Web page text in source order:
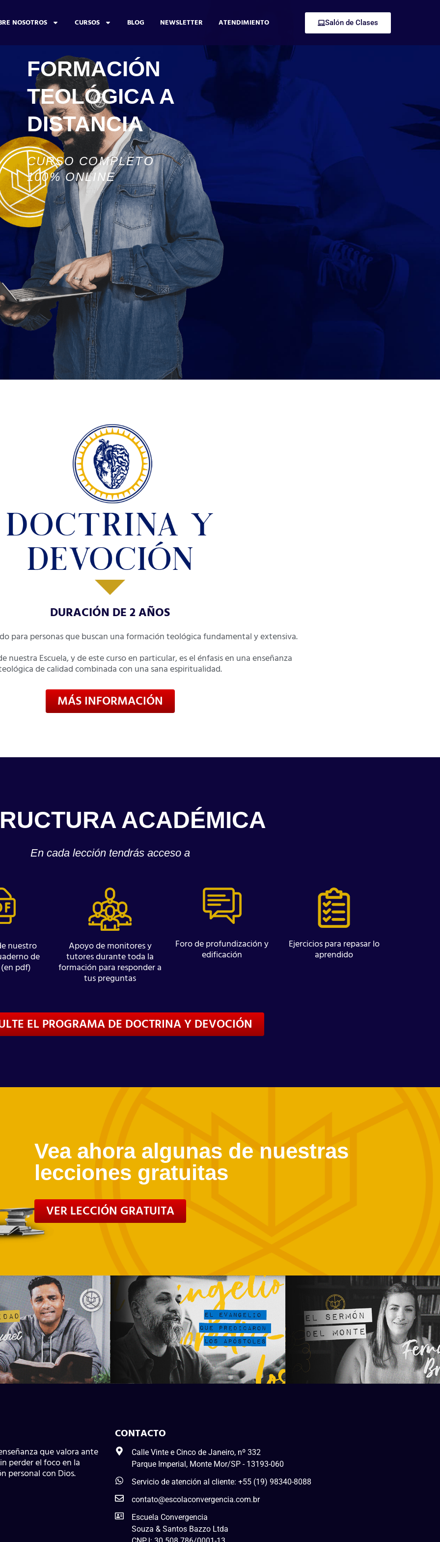
NOSOTROS CURSOS BLOG NEWSLETTER ATENDIMIENTO Salón de Clases
FORMACIÓN
TEOLÓGICA A
DISTANCIA
CURSO COMPLETO
100% ONLINE
DURACIÓN DE 2 AÑOS
para personas que buscan una formación teológica fundamental y extensiva.
nuestra Escuela, y de este curso en particular, es el énfasis en una enseñanza
de calidad combinada con una sana espiritualidad.
MÁS INFORMACIÓN
ACADÉMICA
En cada lección tendrás acceso a
nuestro
de
pdf)
Apoyo de monitores y
tutores durante toda la
formación para responder a
tus preguntas
Foro de profundización y
edificación
Ejercicios para repasar lo
aprendido
EL PROGRAMA DE DOCTRINA Y DEVOCIÓN
Vea ahora algunas de nuestras
lecciones gratuitas
VER LECCIÓN GRATUITA
que valora ante
perder el foco en la
personal con Dios.
CONTACTO
Calle Vinte e Cinco de Janeiro, nº 332
Parque Imperial, Monte Mor/SP - 13193-060
Servicio de atención al cliente: +55 (19) 98340-8088
contato@escolaconvergencia.com.br
Escuela Convergencia
Souza & Santos Bazzo Ltda